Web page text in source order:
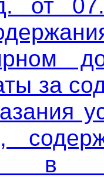
от
за
в